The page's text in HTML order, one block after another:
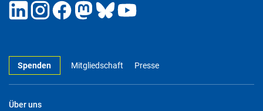
Spenden Mitgliedschaft Presse
Über uns